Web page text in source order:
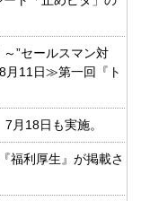
”セールスマン対
月11日≫第一回『ト
月18日も実施。
福利厚生』が掲載さ